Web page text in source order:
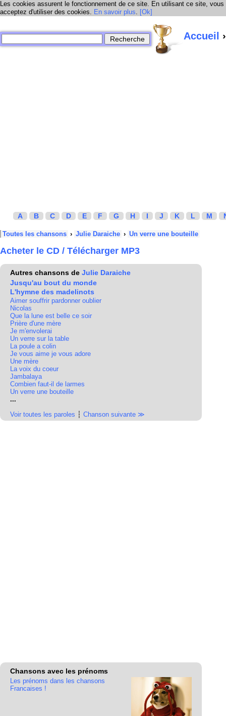
Les cookies assurent le fonctionnement de ce site. En utilisant ce site, vous
acceptez d'utiliser des cookies. En savoir plus. [Ok]
Accueil
A B C D E F G H I J K L M
Toutes les chansons › Julie Daraiche › Un verre une bouteille
Acheter le CD / Télécharger MP3
Autres chansons de Julie Daraiche
Jusqu'au bout du monde
L'hymne des madelinots
Aimer souffrir pardonner oublier
Nicolas
Que la lune est belle ce soir
Prière d'une mère
Je m'envolerai
Un verre sur la table
La poule a colin
Je vous aime je vous adore
Une mère
La voix du coeur
Jambalaya
Combien faut-il de larmes
Un verre une bouteille
...
Voir toutes les paroles ┆ Chanson suivante ≫
Chansons avec les prénoms
Les prénoms dans les chansons
Francaises !